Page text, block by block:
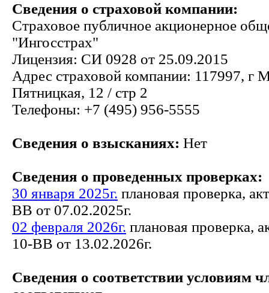
Сведения о страховой компании:
Страховое публичное акционерное
"Ингосстрах"
Лицензия: СИ 0928 от 25.09.2015
Адрес страховой компании: 117997, г
Пятницкая, 12 / стр 2
Телефоны: +7 (495) 956-5555
Сведения о взысканиях: Нет
Сведения о проведенных проверках:
30 января 2025г. плановая проверка,
ВВ от 07.02.2025г.
02 февраля 2026г. плановая проверка,
10-ВВ от 13.02.2026г.
Сведения о соответствии условиям